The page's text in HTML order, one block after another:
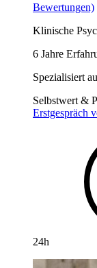
Bewertungen)
Klinische
6 Jahre
Spezialisiert
Selbstwert &
Erstgespräch
24h